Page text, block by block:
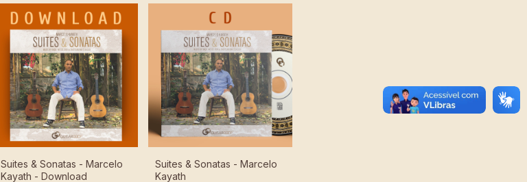
Suites & Sonatas - Marcelo
Kayath - Download
Suites & Sonatas - Marcelo
Kayath